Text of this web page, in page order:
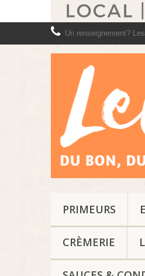
Un renseignement?
PRIMEURS
CRÈMERIE